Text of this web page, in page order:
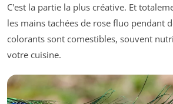
C'est la partie la plus créative. Et
les mains tachées de rose fluo pendant
colorants sont comestibles, souvent
votre cuisine.